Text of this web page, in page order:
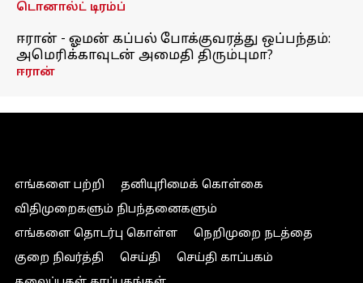
டொனால்ட் டிரம்ப்
ஈரான் - ஓமன் கப்பல் போக்குவரத்து ஒப்பந்தம்:
அமெரிக்காவுடன் அமைதி திரும்புமா?
ஈரான்
எங்களை பற்றி
தனியுரிமைக் கொள்கை
விதிமுறைகளும் நிபந்தனைகளும்
எங்களை தொடர்பு கொள்ள
நெறிமுறை நடத்தை
குறை நிவர்த்தி
செய்தி
செய்தி காப்பகம்